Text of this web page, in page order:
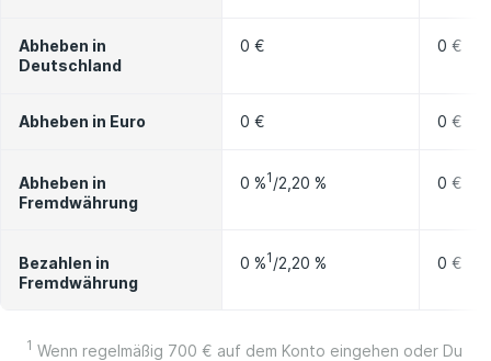
Abheben in
Deutschland
0 € 0 €
Abheben in Euro 0 € 0 €
Abheben in
Fremdwährung
0 %1 /2,20 % 0 €
Bezahlen in
Fremdwährung
0 %1 /2,20 % 0 €
1 Wenn regelmäßig 700 € auf dem Konto eingehen oder Du